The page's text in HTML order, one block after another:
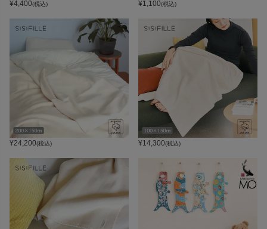
¥4,400(税込) ¥1,100(税込)
¥24,200(税込) ¥14,300(税込)